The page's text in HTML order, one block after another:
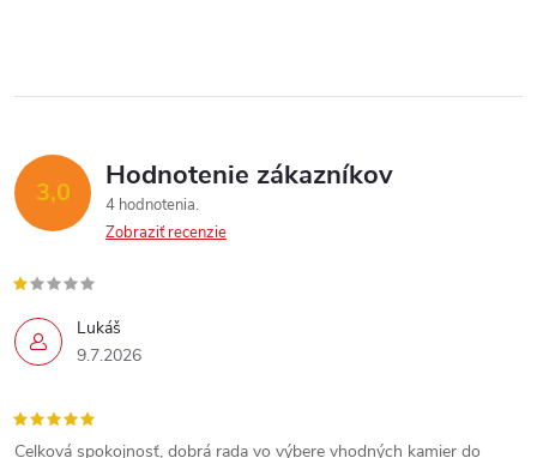
3,0 Hodnotenie zákazníkov
4 hodnotenia
Zobraziť recenzie
Lukáš
9.7.2026
Celková spokojnosť, dobrá rada vo výbere vhodných kamier do